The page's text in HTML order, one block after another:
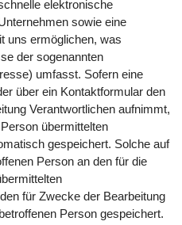
elektronische
sowie eine
uns ermöglichen, was
der sogenannten
umfasst. Sofern eine
über ein Kontaktformular den
Verantwortlichen aufnimmt,
übermittelten
gespeichert. Solche auf
Person an den für die
für Zwecke der Bearbeitung
Person gespeichert.